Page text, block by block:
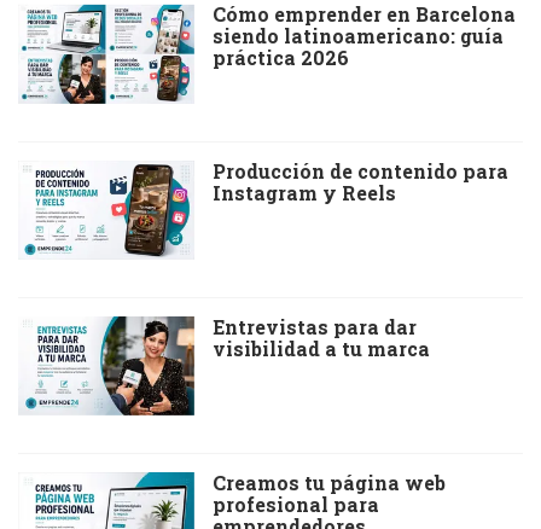
Cómo emprender en Barcelona
siendo latinoamericano: guía
práctica 2026
Producción de contenido para
Instagram y Reels
Entrevistas para dar
visibilidad a tu marca
Creamos tu página web
profesional para